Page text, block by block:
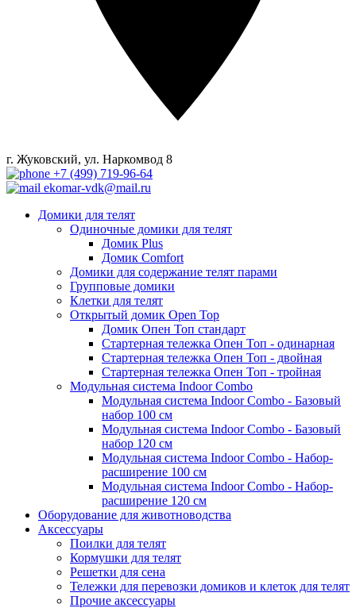
г. Жуковский, ул. Наркомвод 8
+7 (499) 719-96-64
ekomar-vdk@mail.ru
Домики для телят
Одиночные домики для телят
Домик Plus
Домик Comfort
Домики для содержание телят парами
Групповые домики
Клетки для телят
Открытый домик Open Top
Домик Опен Топ стандарт
Стартерная тележка Опен Топ - одинарная
Стартерная тележка Опен Топ - двойная
Стартерная тележка Опен Топ - тройная
Модульная система Indoor Combo
Модульная система Indoor Combo - Базовый
набор 100 см
Модульная система Indoor Combo - Базовый
набор 120 см
Модульная система Indoor Combo - Набор-
расширение 100 см
Модульная система Indoor Combo - Набор-
расширение 120 см
Оборудование для животноводства
Аксессуары
Поилки для телят
Кормушки для телят
Решетки для сена
Тележки для перевозки домиков и клеток для телят
Прочие аксессуары